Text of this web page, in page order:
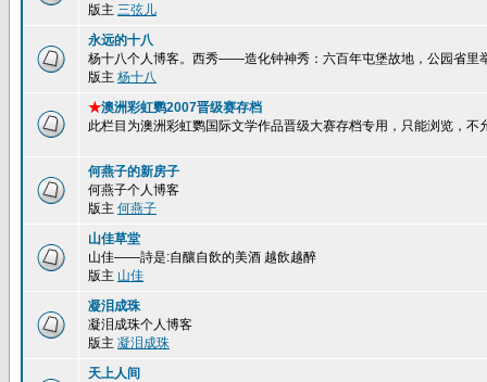
版主 三弦儿
永远的十八
杨十八个人博客。西秀——造化钟神秀：六百年屯堡故地，公园省里
版主 杨十八
★澳洲彩虹鹦2007晋级赛存档
此栏目为澳洲彩虹鹦国际文学作品晋级大赛存档专用，只能浏览，
何燕子的新房子
何燕子个人博客
版主 何燕子
山佳草堂
山佳——詩是:自釀自飲的美酒 越飲越醉
版主 山佳
凝泪成珠
凝泪成珠个人博客
版主 凝泪成珠
天上人间